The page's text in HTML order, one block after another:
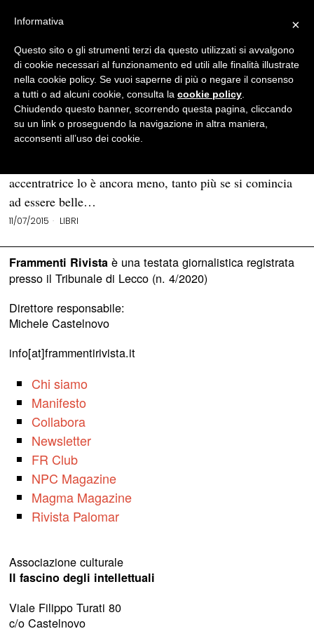
BROWSE TAG
Indocina
Il fascino d’estate – i nostri consigli:
“L’amante” di Marguerite Duras
Avere quindici anni e vivere nella miseria non è per
accentratrice lo è ancora meno, tanto più se si comincia
ad essere belle…
11/07/2015 LIBRI
Frammenti Rivistaè una testata giornalistica registrata
presso il Tribunale di Lecco (n. 4/2020)
Direttore responsabile:
Michele Castelnovo
info[at]frammentirivista.it
Chi siamo
Manifesto
Collabora
Newsletter
FR Club
NPC Magazine
Magma Magazine
Rivista Palomar
Associazione culturale
Il fascino degli intellettuali
Viale Filippo Turati 80
c/o Castelnovo
×
Informativa
Questo sito o gli strumenti terzi da questo utilizzati si avvalgono
di cookie necessari al funzionamento ed utili alle finalità illustrate
nella cookie policy. Se vuoi saperne di più o negare il consenso
a tutti o ad alcuni cookie, consulta la cookie policy
Chiudendo questo banner, scorrendo questa pagina, cliccando
su un link o proseguendo la navigazione in altra maniera,
acconsenti all’uso dei cookie.